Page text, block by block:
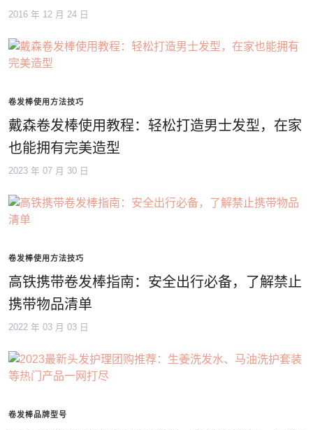
2016 年 12 月 24 日
卷发棒使用方法技巧
戴森卷发棒使用教程：轻松打造男士发型，在家
也能拥有完美造型
2023 年 07 月 30 日
卷发棒使用方法技巧
高铁携带卷发棒指南：安全出行必备，了解禁止
携带物品清单
2022 年 03 月 03 日
卷发棒品牌型号